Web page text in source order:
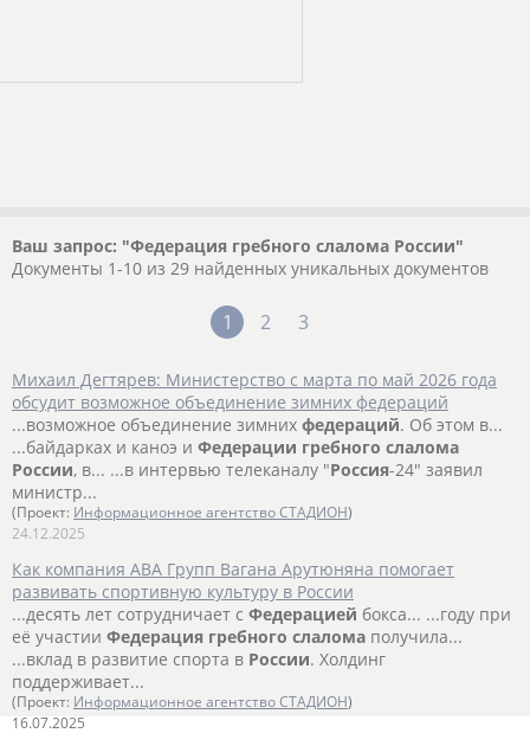
Ваш запрос: "Федерация гребного слалома России"
Документы 1-10 из 29 найденных уникальных документов
1 2 3
Михаил Дегтярев: Министерство с марта по май 2026 года
обсудит возможное объединение зимних федераций
...возможное объединение зимних федераций. Об этом в...
...байдарках и каноэ и Федерации гребного слалома
России, в... ...в интервью телеканалу "Россия-24" заявил
министр...
(Проект: Информационное агентство СТАДИОН)
24.12.2025
Как компания АВА Групп Вагана Арутюняна помогает
развивать спортивную культуру в России
...десять лет сотрудничает с Федерацией бокса... ...году при
её участии Федерация гребного слалома получила...
...вклад в развитие спорта в России. Холдинг
поддерживает...
(Проект: Информационное агентство СТАДИОН)
16.07.2025